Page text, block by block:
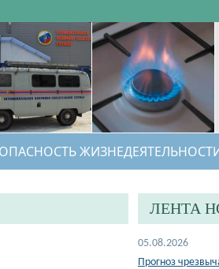
ЛЕНТА
05.08.2026
Прогноз